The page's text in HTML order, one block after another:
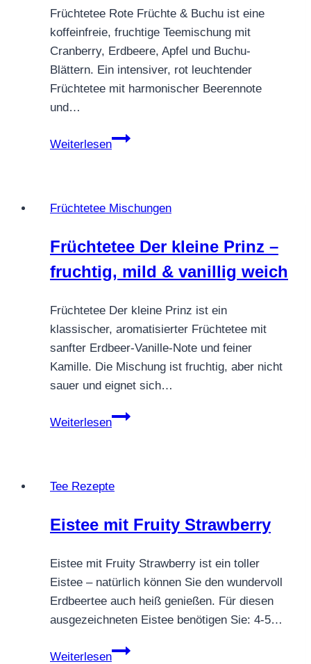
Früchtetee Rote Früchte & Buchu ist eine
koffeinfreie, fruchtige Teemischung mit
Cranberry, Erdbeere, Apfel und Buchu-
Blättern. Ein intensiver, rot leuchtender
Früchtetee mit harmonischer Beerennote
und…
Weiterlesen
Früchtetee
Buchu
Beerenmix
mit
Frische
Früchtetee Mischungen
Früchtetee Der kleine Prinz –
fruchtig, mild & vanillig weich
Früchtetee Der kleine Prinz ist ein
klassischer, aromatisierter Früchtetee mit
sanfter Erdbeer-Vanille-Note und feiner
Kamille. Die Mischung ist fruchtig, aber nicht
sauer und eignet sich…
Weiterlesen
Früchtetee
–
mild
vanillig
weich
Tee Rezepte
Eistee mit Fruity Strawberry
Eistee mit Fruity Strawberry ist ein toller
Eistee – natürlich können Sie den wundervoll
Erdbeertee auch heiß genießen. Für diesen
ausgezeichneten Eistee benötigen Sie: 4-5…
Weiterlesen
Eistee